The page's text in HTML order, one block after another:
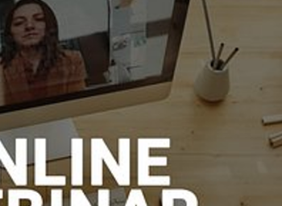
- エントリー一覧
- TPCでの働き方